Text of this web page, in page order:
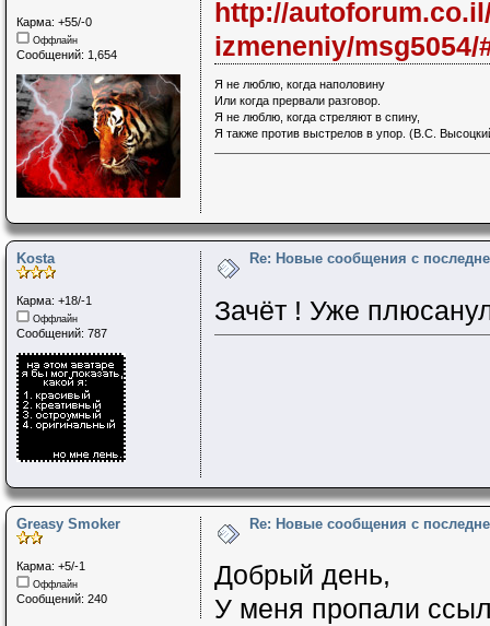
Карма: +55/-0
Оффлайн
Сообщений: 1,654
http://
izmeneniy/msg5054/
Я не люблю, когда наполовину
Или когда прервали разговор.
Я не люблю, когда стреляют в спину,
Я также против выстрелов в упор. (В.С.
Kosta
Карма: +18/-1
Оффлайн
Сообщений: 787
Re: Новые сообщения с
Зачёт ! Уже
Greasy Smoker
Карма: +5/-1
Оффлайн
Сообщений: 240
Re: Новые сообщения с
Добрый день,
У меня пропали